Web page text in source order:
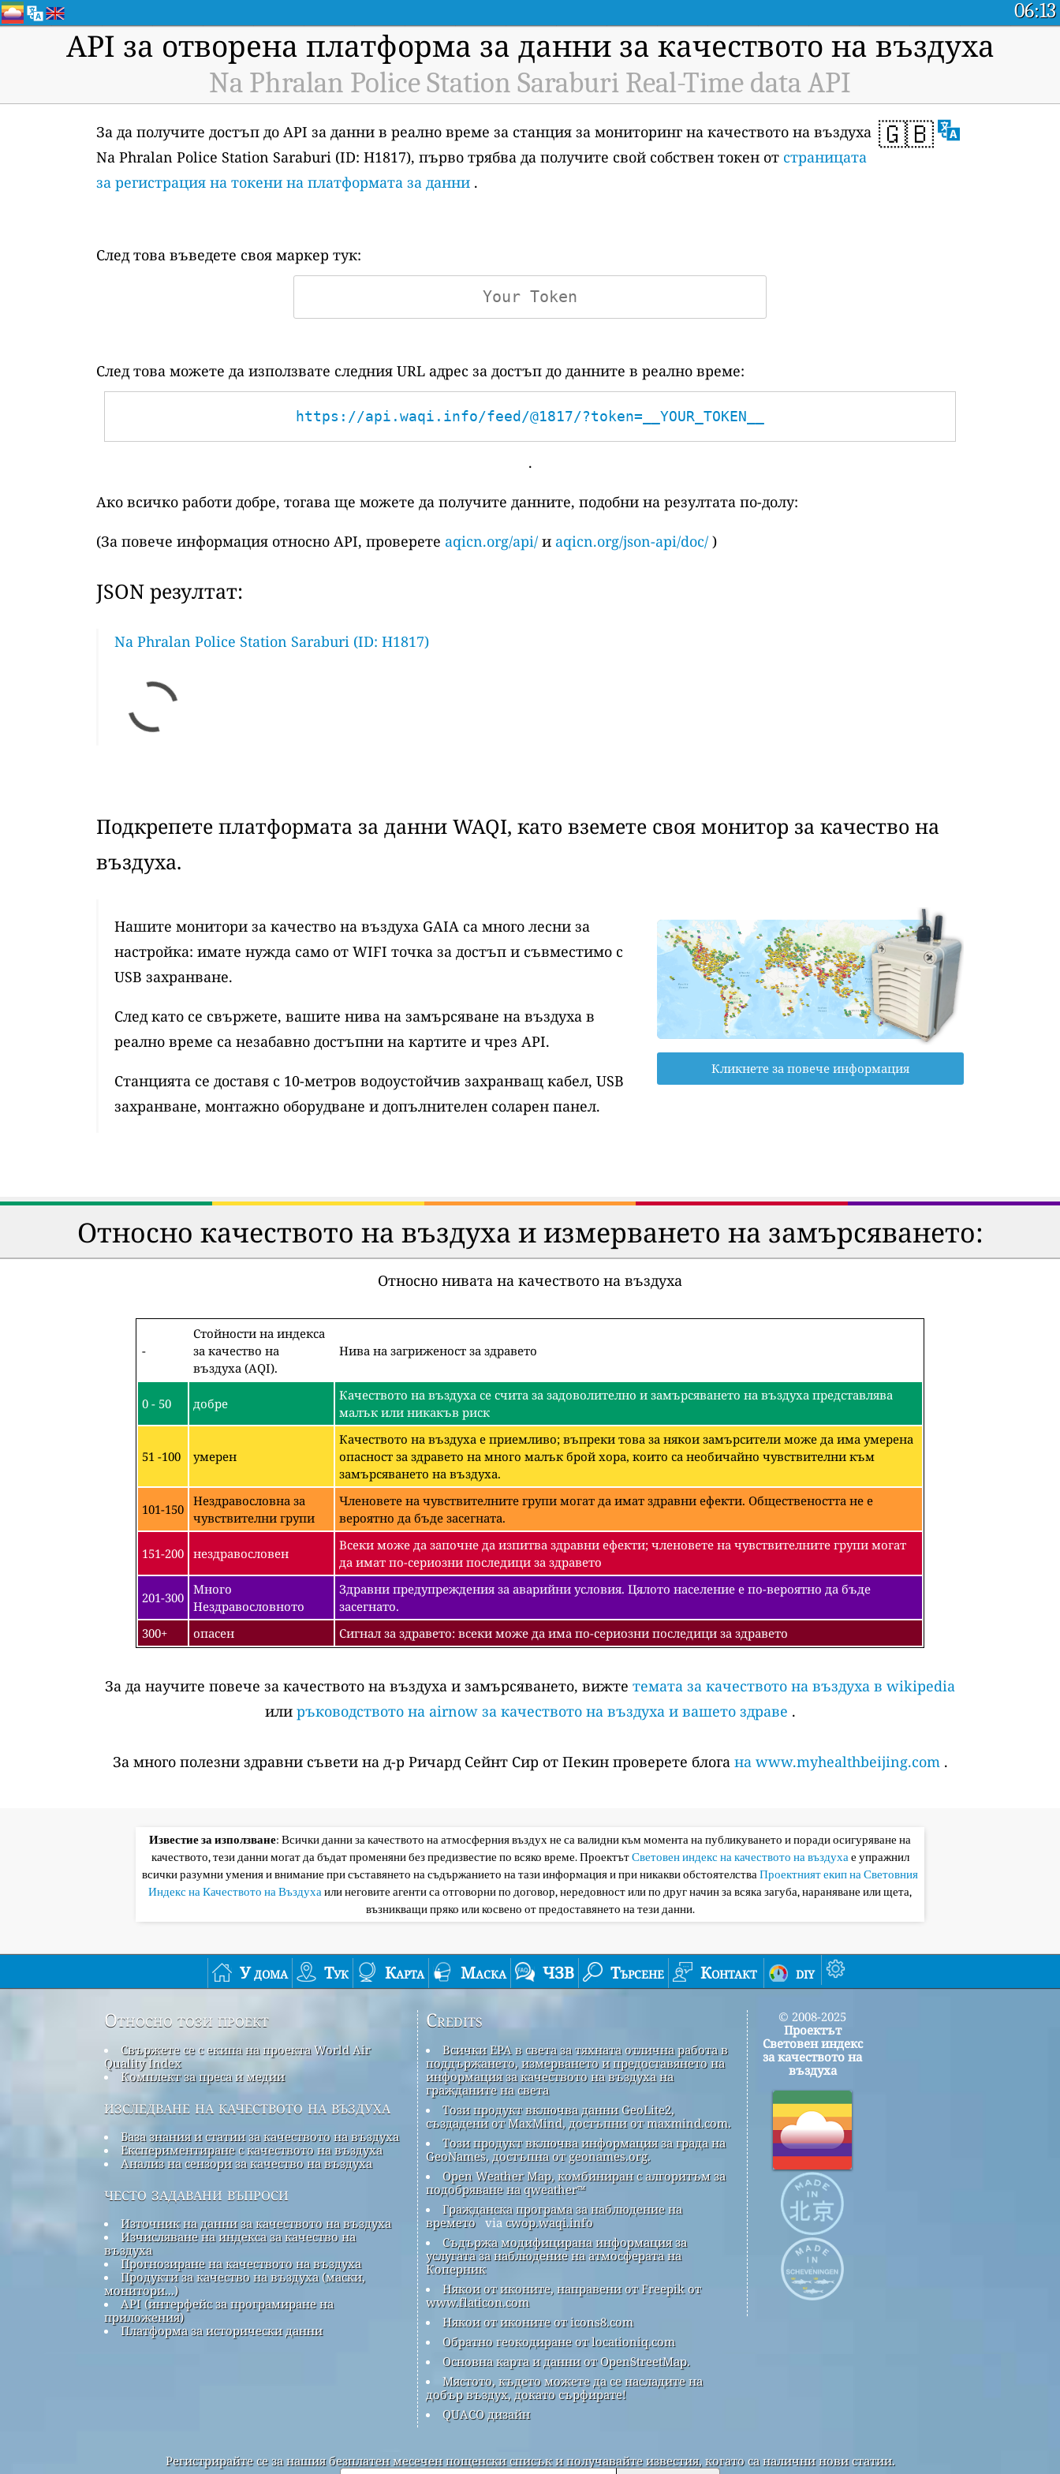
06:13
API за отворена платформа за данни за качеството на въздуха
Na Phralan Police Station Saraburi Real-Time data API
🇬🇧
За да получите достъп до API за данни в реално време за станция за мониторинг на качеството на въздуха
Na Phralan Police Station Saraburi (ID: H1817), първо трябва да получите свой собствен токен от страницата
за регистрация на токени на платформата за данни .
След това въведете своя маркер тук:
След това можете да използвате следния URL адрес за достъп до данните в реално време:
https://api.waqi.info/feed/@1817/?token=__YOUR_TOKEN__
.
Ако всичко работи добре, тогава ще можете да получите данните, подобни на резултата по-долу:
(За повече информация относно API, проверете aqicn.org/api/ и aqicn.org/json-api/doc/ )
JSON резултат:
Na Phralan Police Station Saraburi (ID: H1817)
Подкрепете платформата за данни WAQI, като вземете своя монитор за качество на
въздуха.
Нашите монитори за качество на въздуха GAIA са много лесни за
настройка: имате нужда само от WIFI точка за достъп и съвместимо с
USB захранване.
След като се свържете, вашите нива на замърсяване на въздуха в
реално време са незабавно достъпни на картите и чрез API.
Станцията се доставя с 10-метров водоустойчив захранващ кабел, USB
захранване, монтажно оборудване и допълнителен соларен панел.
Кликнете за повече информация
Относно качеството на въздуха и измерването на замърсяването:
Относно нивата на качеството на въздуха
-
Стойности на индекса
за качество на
въздуха (AQI).
Нива на загриженост за здравето
0 - 50 добре
Качеството на въздуха се счита за задоволително и замърсяването на въздуха представлява
малък или никакъв риск
51 -100 умерен
Качеството на въздуха е приемливо; въпреки това за някои замърсители може да има умерена
опасност за здравето на много малък брой хора, които са необичайно чувствителни към
замърсяването на въздуха.
101-150
Нездравословна за
чувствителни групи
Членовете на чувствителните групи могат да имат здравни ефекти. Обществеността не е
вероятно да бъде засегната.
151-200 нездравословен
Всеки може да започне да изпитва здравни ефекти; членовете на чувствителните групи могат
да имат по-сериозни последици за здравето
201-300
Много
Нездравословното
Здравни предупреждения за аварийни условия. Цялото население е по-вероятно да бъде
засегнато.
300+
опасен Сигнал за здравето: всеки може да има по-сериозни последици за здравето
За да научите повече за качеството на въздуха и замърсяването, вижте темата за качеството на въздуха в wikipedia
или ръководството на airnow за качеството на въздуха и вашето здраве .
За много полезни здравни съвети на д-р Ричард Сейнт Сир от Пекин проверете блога на www.myhealthbeijing.com.
Известие за използване: Всички данни за качеството на атмосферния въздух не са валидни към момента на публикуването и поради осигуряване на
качеството, тези данни могат да бъдат променяни без предизвестие по всяко време. ПроектътСветовен индекс на качеството на въздухае упражнил
всички разумни умения и внимание при съставянето на съдържанието на тази информация и при никакви обстоятелстваПроектният екип на Световния
Индекс на Качеството на Въздухаили неговите агенти са отговорни по договор, нередовност или по друг начин за всяка загуба, нараняване или щета,
възникващи пряко или косвено от предоставянето на тези данни.
У дома Тук Карта Маска ЧЗВ Търсене Контакт diy
Относно този проект
Свържете се с екипа на проекта World Air
Quality Index
Комплект за преса и медии
изследване на качеството на въздуха
База знания и статии за качеството на въздуха
Експериментиране с качеството на въздуха
Анализ на сензори за качество на въздуха
често задавани въпроси
Източник на данни за качеството на въздуха
Изчисляване на индекса за качество на
въздуха
Прогнозиране на качеството на въздуха
Продукти за качество на въздуха (маски,
монитори...)
API (интерфейс за програмиране на
приложения)
Платформа за исторически данни
Credits
Всички EPA в света за тяхната отлична работа в
поддържането, измерването и предоставянето на
информация за качеството на въздуха на
гражданите на света
Този продукт включва данни GeoLite2,
създадени от MaxMind, достъпни от maxmind.com.
Този продукт включва информация за града на
GeoNames, достъпна от geonames.org.
Open Weather Map, комбиниран с алгоритъм за
подобряване на qweather™
Гражданска програма за наблюдение на
времето via cwop.waqi.info
Съдържа модифицирана информация за
услугата за наблюдение на атмосферата на
Коперник
Някои от иконите, направени от Freepik от
www.flaticon.com
Някои от иконите от icons8.com
Обратно геокодиране от locationiq.com
Основна карта и данни от OpenStreetMap.
Мястото, където можете да се насладите на
добър въздух, докато сърфирате!
QUACO дизайн
© 2008-2025
Проектът
Световен индекс
за качеството на
въздуха
Регистрирайте се за нашия безплатен месечен пощенски списък и получавайте известия, когато са налични нови статии.